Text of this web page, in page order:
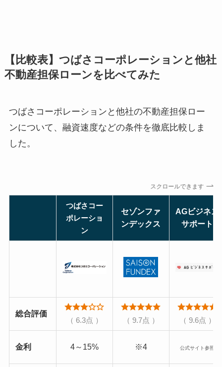
【比較表】つばさコーポレーションと他社
不動産担保ローンを比べてみた
つばさコーポレーションと他社の不動産担保ロー
ンについて、融資速度などの条件を徹底比較しま
した。
スクロールできます
つばさコー
ポレーショ
ン
セゾンファ
ンデックス
AGビジネス
サポート
総合評価
（ 6.3点 ） （ 9.7点 ） （ 9.6点 ）
金利 4～15% ※4 公式サイト参照